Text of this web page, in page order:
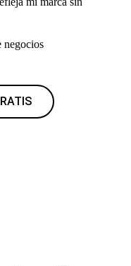
negocios